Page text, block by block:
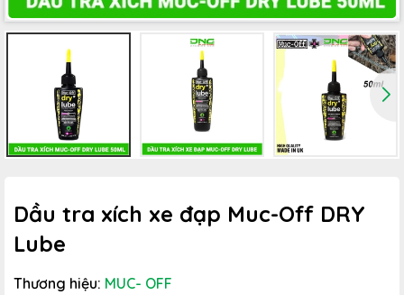
Dầu tra xích xe đạp Muc-Off DRY
Lube
Thương hiệu: MUC- OFF